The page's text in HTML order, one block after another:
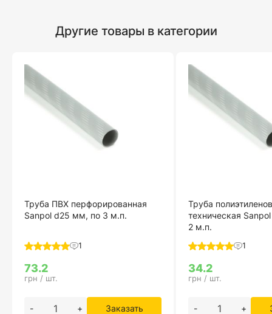
Другие товары в категории
Труба ПВХ перфорированная
Sanpol d25 мм, по 3 м.п.
1
73.2
грн / шт.
- + Заказать
Труба
техническая
2 м.п.
1
34.2
грн / шт.
- +